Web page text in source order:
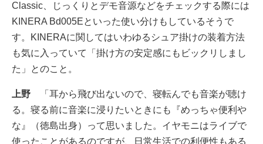
Classic、じっくりとデモ音源などをチェックする際には
KINERA Bd005Eといった使い分けもしているそうで
す。KINERAに関してはいわゆるシュア掛けの装着方法
も気に入っていて「掛け方の安定感にもビックリしまし
た」とのこと。
上野 「耳から飛び出ないので、寝転んでも音楽が聴け
る。寝る前に音楽に浸りたいときにも『めっちゃ便利や
な』（徳島出身）って思いました。イヤモニはライブで
使ったことがあるのですが、日常生活での利便性もある